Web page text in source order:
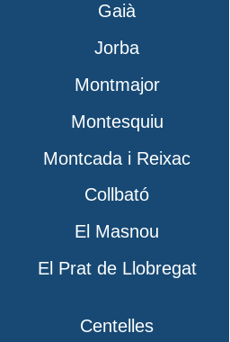
Gaià
Jorba
Montmajor
Montesquiu
Montcada i Reixac
Collbató
El Masnou
El Prat de Llobregat
Centelles